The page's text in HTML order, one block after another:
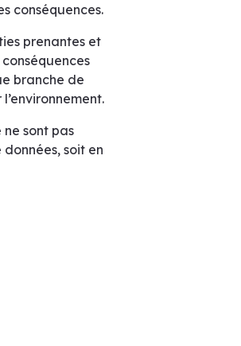
conséquences.
prenantes et
branche de
ne sont pas
soit en